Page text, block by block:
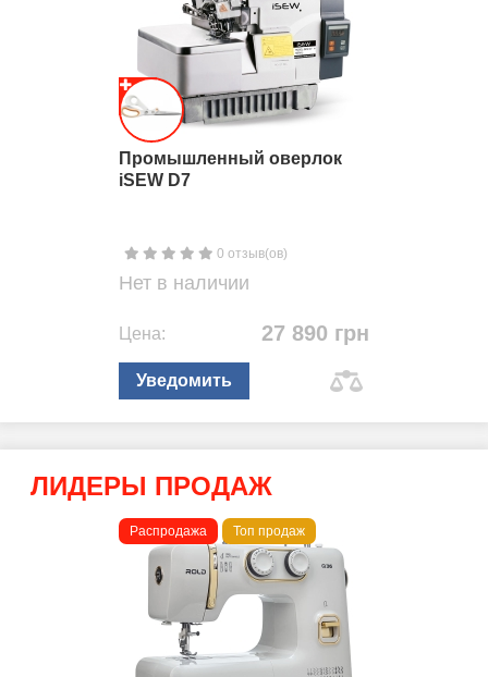
Промышленный оверлок
iSEW D7
0 отзыв(ов)
Нет в наличии
Цена: 27 890 грн
Уведомить
ЛИДЕРЫ ПРОДАЖ
Распродажа Топ продаж